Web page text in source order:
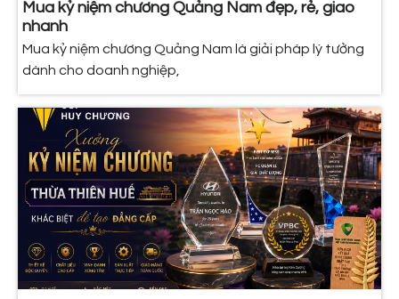
Mua kỷ niệm chương Quảng Nam đẹp, rẻ, giao
nhanh
Mua kỷ niệm chương Quảng Nam là giải pháp lý tưởng
dành cho doanh nghiệp,